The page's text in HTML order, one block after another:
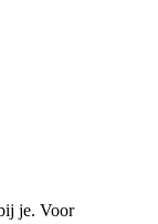
je. Voor